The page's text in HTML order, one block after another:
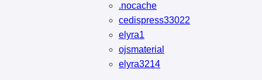
.nocache
cedispress33022
elyra1
ojsmaterial
elyra3214